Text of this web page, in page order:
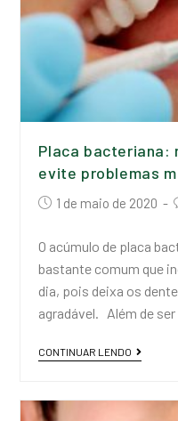
Placa bacteriana:
evite problemas
1 de maio de 2020
O acúmulo de placa
bastante comum que
dia, pois deixa os
agradável. Além de
CONTINUAR LENDO